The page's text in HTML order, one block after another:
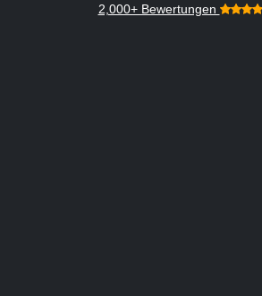
2,000+ Bewertungen